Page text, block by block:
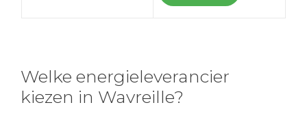
Welke energieleverancier
kiezen in Wavreille?